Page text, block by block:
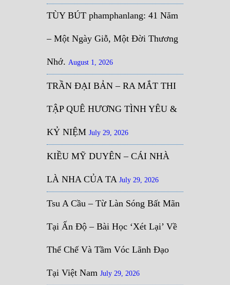
TÙY BÚT phamphanlang: 41 Năm
– Một Ngày Giỗ, Một Đời Thương
Nhớ. August 1, 2026
TRẦN ĐẠI BẢN – RA MẮT THI
TẬP QUÊ HƯƠNG TÌNH YÊU &
KỶ NIỆM July 29, 2026
KIỀU MỸ DUYÊN – CÁI NHÀ
LÀ NHA CỦA TA July 29, 2026
Tsu A Cầu – Từ Làn Sóng Bất Mãn
Tại Ấn Độ – Bài Học ‘Xét Lại’ Về
Thể Chế Và Tầm Vóc Lãnh Đạo
Tại Việt Nam July 29, 2026